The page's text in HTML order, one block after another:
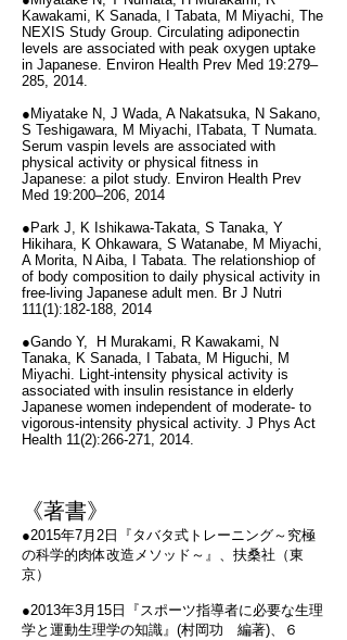
Kawakami, K Sanada, I Tabata, M Miyachi, The
NEXIS Study Group. Circulating adiponectin
levels are associated with peak oxygen uptake
in Japanese. Environ Health Prev Med 19:279–
285, 2014.
●Miyatake N, J Wada, A Nakatsuka, N Sakano,
S Teshigawara, M Miyachi, ITabata, T Numata.
Serum vaspin levels are associated with
physical activity or physical fitness in
Japanese: a pilot study. Environ Health Prev
Med 19:200–206, 2014
●Park J, K Ishikawa-Takata, S Tanaka, Y
Hikihara, K Ohkawara, S Watanabe, M Miyachi,
A Morita, N Aiba, I Tabata. The relationshiop of
of body composition to daily physical activity in
free-living Japanese adult men. Br J Nutri
111(1):182-188, 2014
●Gando Y, H Murakami, R Kawakami, N
Tanaka, K Sanada, I Tabata, M Higuchi, M
Miyachi. Light-intensity physical activity is
associated with insulin resistance in elderly
Japanese women independent of moderate- to
vigorous-intensity physical activity. J Phys Act
Health 11(2):266-271, 2014.
《著書》
●2015年7月2日『タバタ式トレーニング～究極
の科学的肉体改造メソッド～』、扶桑社（東
京）
●2013年3月15日『スポーツ指導者に必要な生理
学と運動生理学の知識』(村岡功 編著)、６